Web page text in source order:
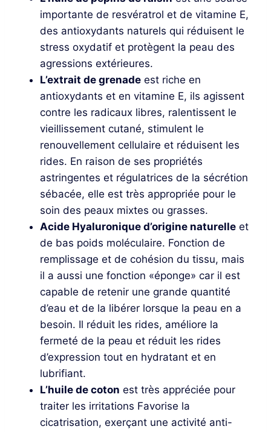
importante de resvératrol et de vitamine E,
des antioxydants naturels qui réduisent le
stress oxydatif et protègent la peau des
agressions extérieures.
L’extrait de grenade est riche en
antioxydants et en vitamine E, ils agissent
contre les radicaux libres, ralentissent le
vieillissement cutané, stimulent le
renouvellement cellulaire et réduisent les
rides. En raison de ses propriétés
astringentes et régulatrices de la sécrétion
sébacée, elle est très appropriée pour le
soin des peaux mixtes ou grasses.
Acide Hyaluronique d’origine naturelle et
de bas poids moléculaire. Fonction de
remplissage et de cohésion du tissu, mais
il a aussi une fonction «éponge» car il est
capable de retenir une grande quantité
d’eau et de la libérer lorsque la peau en a
besoin. Il réduit les rides, améliore la
fermeté de la peau et réduit les rides
d’expression tout en hydratant et en
lubrifiant.
L’huile de coton est très appréciée pour
traiter les irritations Favorise la
cicatrisation, exerçant une activité anti-